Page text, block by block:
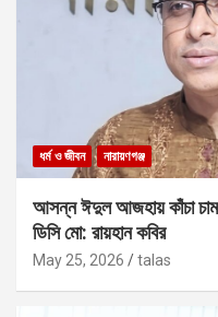
ধর্ম ও জীবন নারায়ণগঞ্জ
আসন্ন ঈদুল আজহায় কাঁচা
ডিসি মো: রায়হান কবির
May 25, 2026 talas